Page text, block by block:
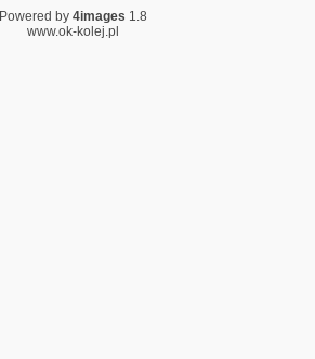
Powered by 4images 1.8
www.ok-kolej.pl